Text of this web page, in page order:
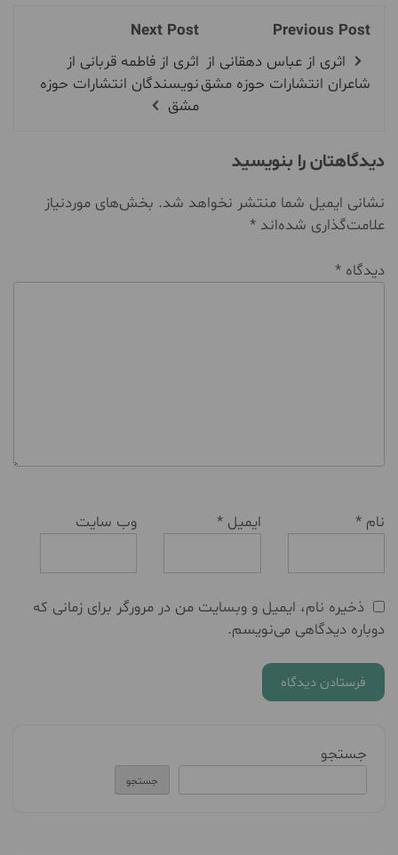
Previous Post
اثری از عباس دهقانی از
شاعران انتشارات حوزه مشق
Next Post
اثری از فاطمه قربانی از
نویسندگان انتشارات حوزه
مشق
دیدگاهتان را بنویسید
نشانی ایمیل شما منتشر نخواهد شد. بخش‌های موردنیاز
علامت‌گذاری شده‌اند *
دیدگاه *
نام * ایمیل * وب‌ سایت
ذخیره نام، ایمیل و وبسایت من در مرورگر برای زمانی که
دوباره دیدگاهی می‌نویسم.
جستجو
جستجو